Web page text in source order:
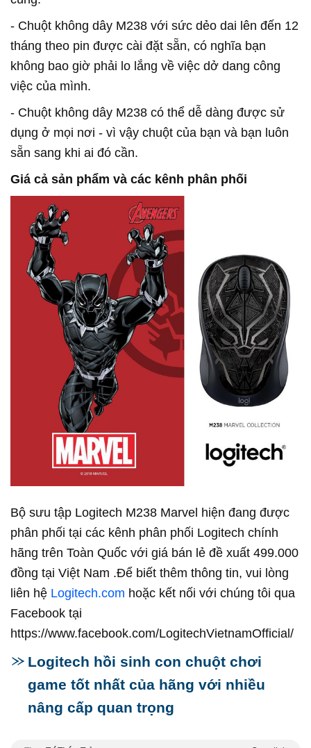
- Chuột không dây M238 với sức dẻo dai lên đến 12
tháng theo pin được cài đặt sẵn, có nghĩa bạn
không bao giờ phải lo lắng về việc dở dang công
việc của mình.
- Chuột không dây M238 có thể dễ dàng được sử
dụng ở mọi nơi - vì vậy chuột của bạn và bạn luôn
sẵn sang khi ai đó cần.
Giá cả sản phẩm và các kênh phân phối
Bộ sưu tập Logitech M238 Marvel hiện đang được
phân phối tại các kênh phân phối Logitech chính
hãng trên Toàn Quốc với giá bán lẻ đề xuất 499.000
đồng tại Việt Nam .Để biết thêm thông tin, vui lòng
liên hệ Logitech.com hoặc kết nối với chúng tôi qua
Facebook tại
https://www.facebook.com/LogitechVietnamOfficial/
Logitech hồi sinh con chuột chơi
game tốt nhất của hãng với nhiều
nâng cấp quan trọng